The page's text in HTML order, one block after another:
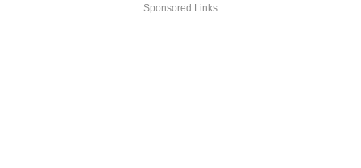
Sponsored Links